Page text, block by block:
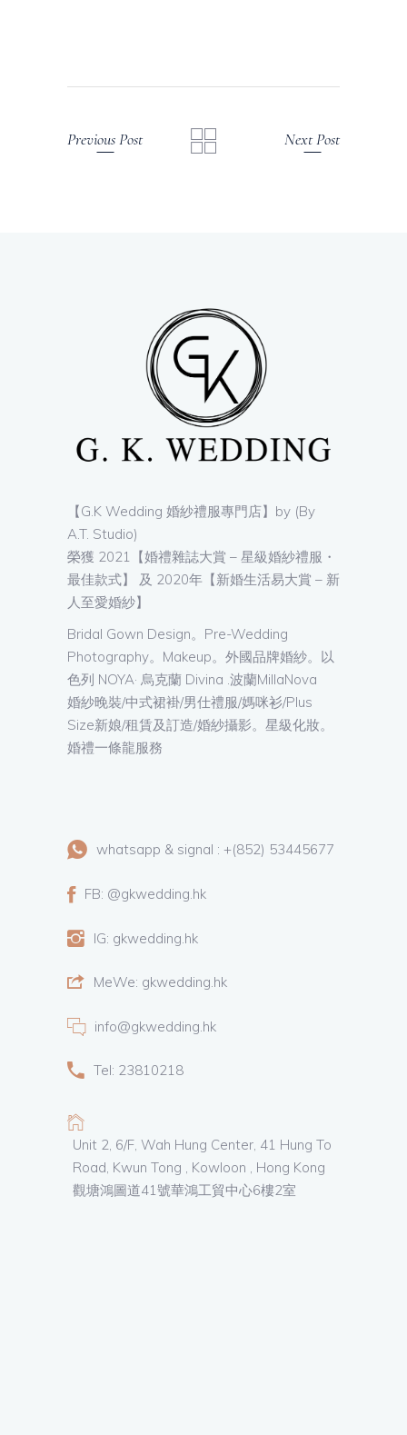
Previous Post Next Post
【G.K Wedding 婚紗禮服專門店】by (By
A.T. Studio)
榮獲 2021【婚禮雜誌大賞 – 星級婚紗禮服・
最佳款式】 及 2020年【新婚生活易大賞 – 新
人至愛婚紗】
Bridal Gown Design。Pre-Wedding
Photography。Makeup。外國品牌婚紗。以
色列 NOYA· 烏克蘭 Divina .波蘭MillaNova
婚紗晚裝/中式裙褂/男仕禮服/媽咪衫/Plus
Size新娘/租賃及訂造/婚紗攝影。星級化妝。
婚禮一條龍服務
whatsapp & signal : +(852) 53445677
FB: @gkwedding.hk
IG: gkwedding.hk
MeWe: gkwedding.hk
info@gkwedding.hk
Tel: 23810218
Unit 2, 6/F, Wah Hung Center, 41 Hung To
Road, Kwun Tong , Kowloon , Hong Kong
觀塘鴻圖道41號華鴻工貿中心6樓2室